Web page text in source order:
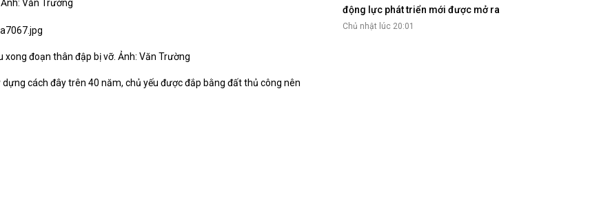
Văn Trường
đoạn thân đập bị vỡ. Ảnh: Văn Trường
cách đây trên 40 năm, chủ yếu được đắp bằng đất thủ công nên
động lực phát triển mới được mở ra
Chủ nhật lúc 20:01